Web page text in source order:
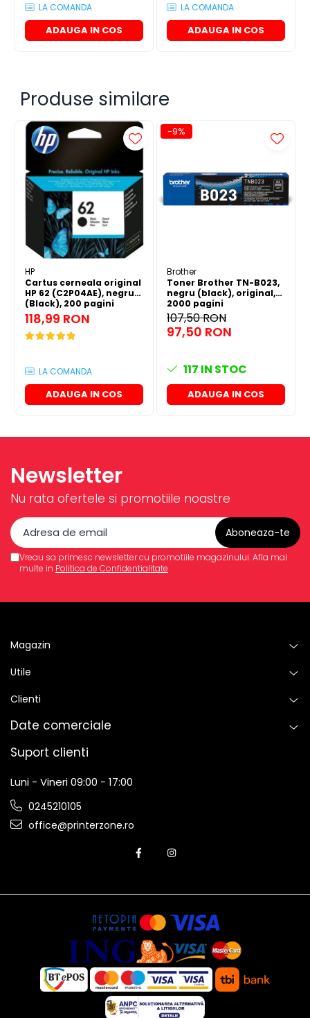
LA COMANDA
ADAUGA IN COS
LA COMANDA
ADAUGA IN COS
Produse similare
HP
Cartus cerneala original
HP 62 (C2P04AE), negru
(Black), 200 pagini
118,99 RON
LA COMANDA
ADAUGA IN COS
-9%
Brother
Toner Brother TN-B023,
negru (black), original,
2000 pagini
107,50 RON
97,50 RON
117 IN STOC
ADAUGA IN COS
Newsletter
Nu rata ofertele si promotiile noastre
Vreau sa primesc newsletter cu promotiile magazinului. Afla mai
multe in Politica de Confidentialitate
Magazin
Utile
Clienti
Date comerciale
Suport clienti
Luni - Vineri 09:00 - 17:00
0245210105
office@printerzone.ro